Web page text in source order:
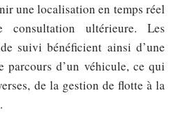
une localisation en temps réel
ultérieure. Les
suivi bénéficient ainsi d’une
d’un véhicule, ce qui
de la gestion de flotte à la